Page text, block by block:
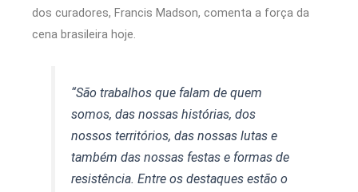
dos curadores, Francis Madson, comenta a força da
cena brasileira hoje.
“São trabalhos que falam de quem
somos, das nossas histórias, dos
nossos territórios, das nossas lutas e
também das nossas festas e formas de
resistência. Entre os destaques estão o